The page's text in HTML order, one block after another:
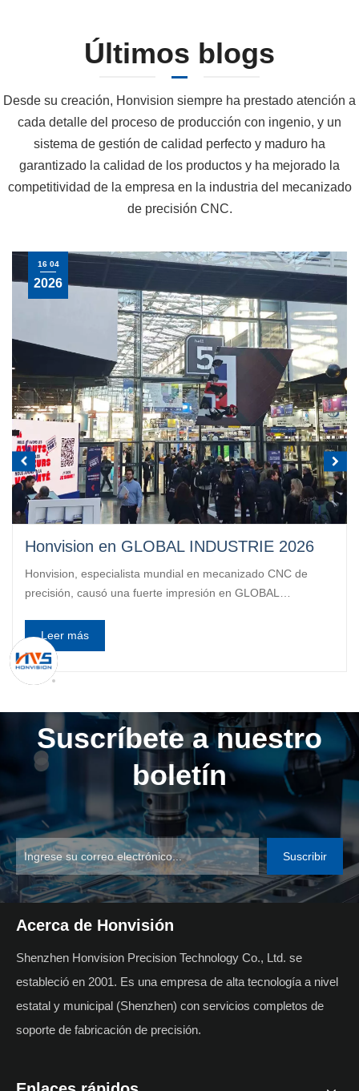
Últimos blogs
Desde su creación, Honvision siempre ha prestado atención a
cada detalle del proceso de producción con ingenio, y un
sistema de gestión de calidad perfecto y maduro ha
garantizado la calidad de los productos y ha mejorado la
competitividad de la empresa en la industria del mecanizado
de precisión CNC.
Honvision en GLOBAL INDUSTRIE 2026
Honvision, especialista mundial en mecanizado CNC de
precisión, causó una fuerte impresión en GLOBAL
soluciones de micromecanizado de última generación a una
audiencia repleta de profesionales de la fabricación
europeos. La exposición de este año proporcionó la
plataforma perfecta para Honvision.
Leer más
16 04
2026
Suscríbete a nuestro
boletín
Suscribir
Acerca de Honvisión
Shenzhen Honvision Precision Technology Co., Ltd. se
estableció en 2001. Es una empresa de alta tecnología a nivel
estatal y municipal (Shenzhen) con servicios completos de
soporte de fabricación de precisión.